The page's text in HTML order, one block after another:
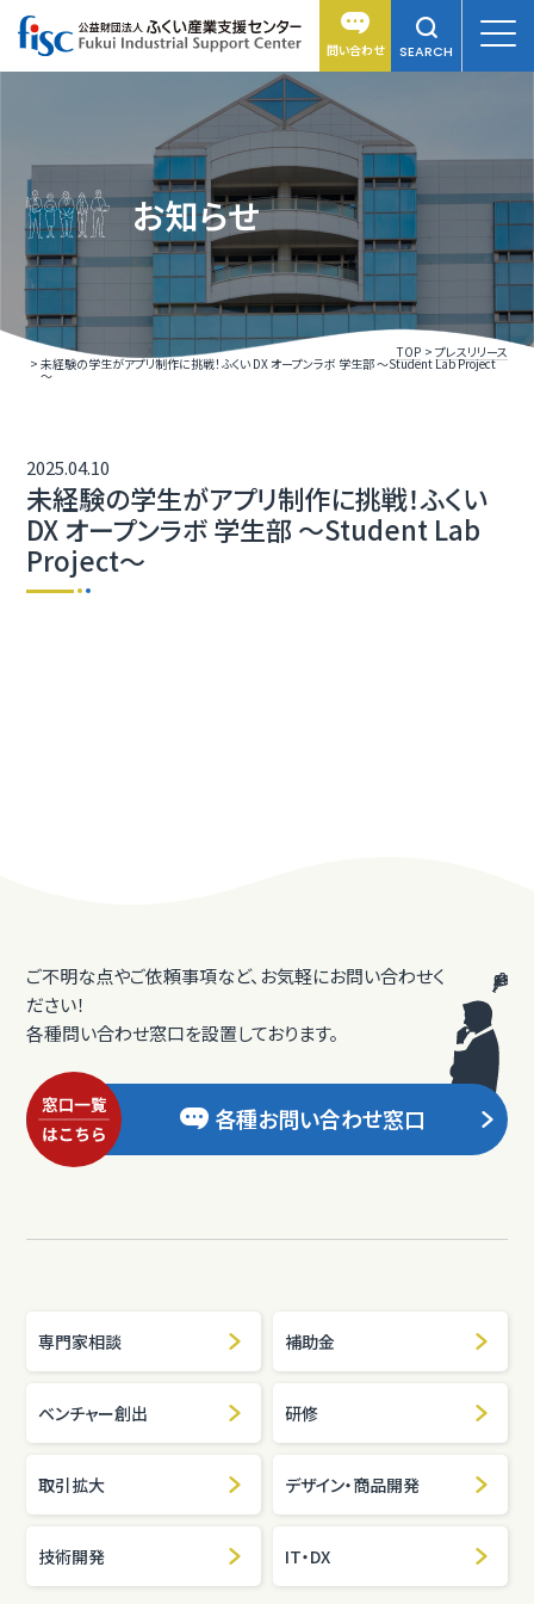
問い合わせ SEARCH
お知らせ
TOP プレスリリース
未経験の学生がアプリ制作に挑戦！ふくい DX オープンラボ 学生部 ～Student Lab Project
～
2025.04.10
未経験の学生がアプリ制作に挑戦！ふくい
DX オープンラボ 学生部 ～Student Lab
Project～
ご不明な点やご依頼事項など、お気軽にお問い合わせく
ださい！
各種問い合わせ窓口を設置しております。
各種お問い合わせ窓口
専門家相談 補助金
ベンチャー創出 研修
取引拡大 デザイン・商品開発
技術開発 IT・DX